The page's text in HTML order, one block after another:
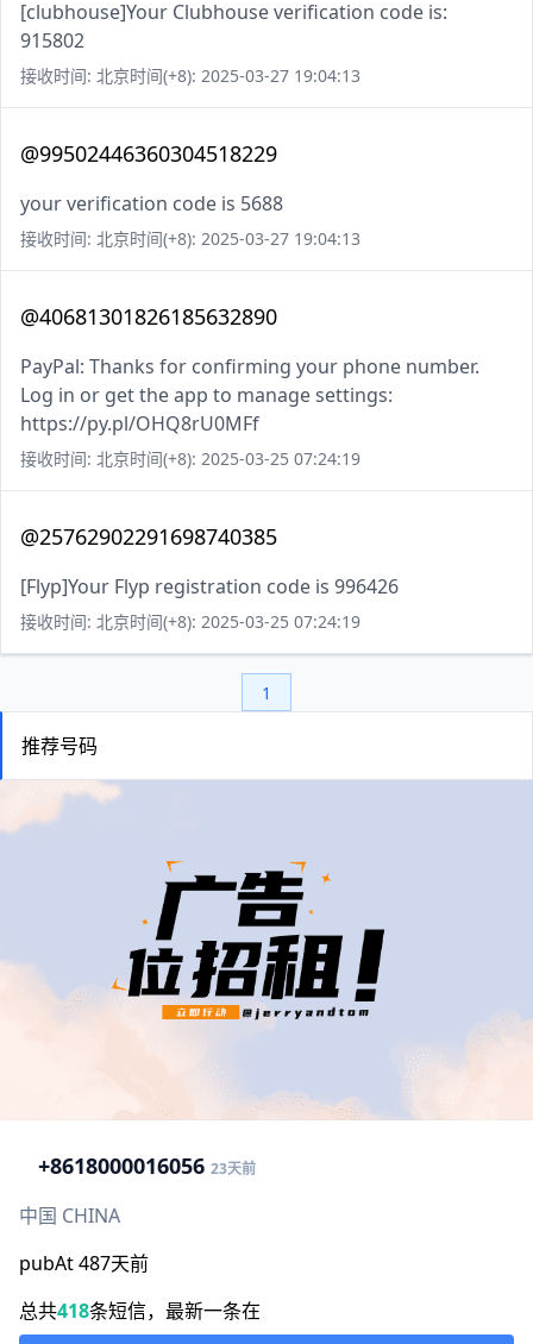
[clubhouse]Your Clubhouse verification code is:
915802
接收时间: 北京时间(+8): 2025-03-27 19:04:13
@99502446360304518229
your verification code is 5688
接收时间: 北京时间(+8): 2025-03-27 19:04:13
@40681301826185632890
PayPal: Thanks for confirming your phone number.
Log in or get the app to manage settings:
https://py.pl/OHQ8rU0MFf
接收时间: 北京时间(+8): 2025-03-25 07:24:19
@25762902291698740385
[Flyp]Your Flyp registration code is 996426
接收时间: 北京时间(+8): 2025-03-25 07:24:19
1
推荐号码
+8618000016056 23天前
中国 CHINA
pubAt 487天前
总共418条短信，最新一条在